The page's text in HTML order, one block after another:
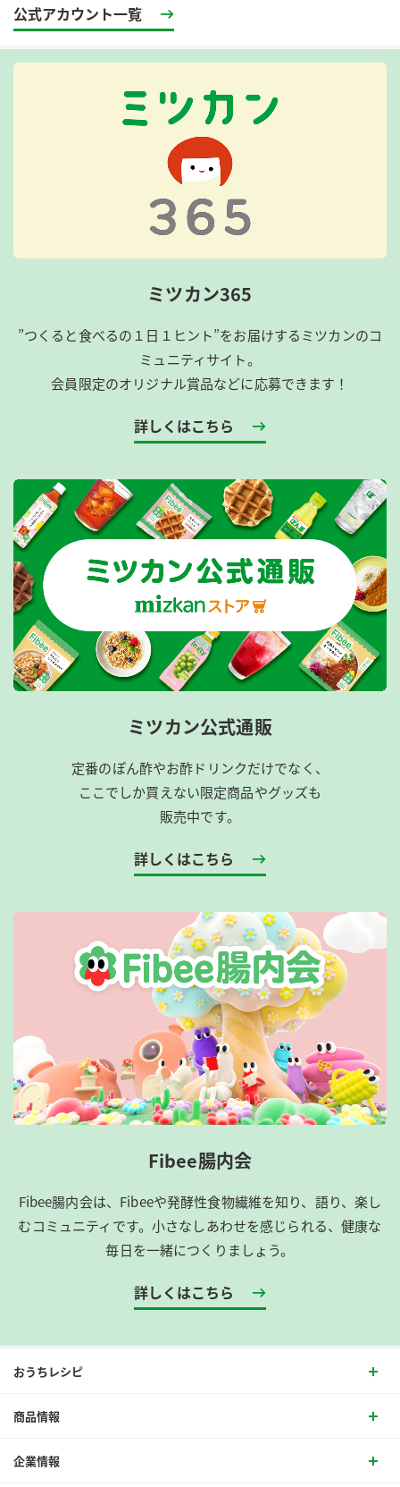
公式アカウント一覧
ミツカン365
”つくると食べるの１日１ヒント”をお届けするミツカンのコ
ミュニティサイト。
会員限定のオリジナル賞品などに応募できます！
詳しくはこちら
ミツカン公式通販
定番のぽん酢やお酢ドリンクだけでなく、
ここでしか買えない限定商品やグッズも
販売中です。
詳しくはこちら
Fibee腸内会
Fibee腸内会は、​Fibeeや発酵性食物繊維を知り、語り、楽し
むコミュニティです。​小さなしあわせを感じられる、健康な
毎日を一緒につくりましょう。
詳しくはこちら
おうちレシピ
商品情報
企業情報